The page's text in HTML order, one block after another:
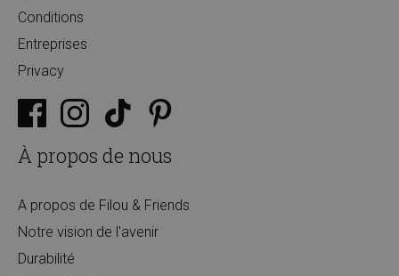
Conditions
Entreprises
Privacy
À propos de nous
A propos de Filou & Friends
Notre vision de l'avenir
Durabilité